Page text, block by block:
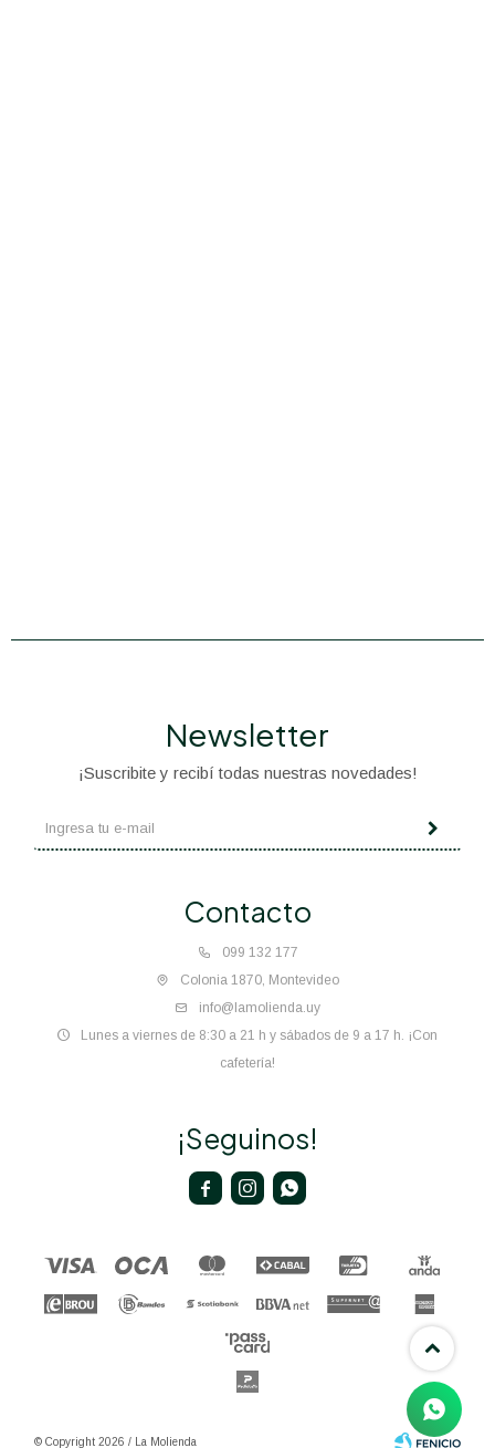
Contacto
099 132 177
Colonia 1870, Montevideo
info@lamolienda.uy
Lunes a viernes de 8:30 a 21 h y sábados de 9 a 17 h. ¡Con
cafetería!
Newsletter
¡Suscribite y recibí todas nuestras novedades!
¡Seguinos!
  
© Copyright 2026 / La Molienda